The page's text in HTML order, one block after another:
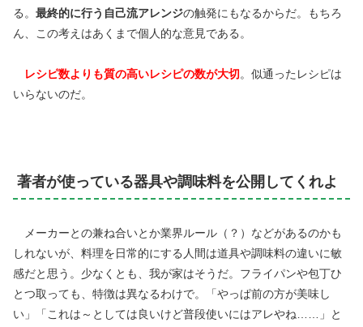
る。 最終的に行う自己流アレンジの触発にもなるからだ。もちろ
ん、この考えはあくまで個人的な意見である。
レシピ数よりも質の高いレシピの数が大切。似通ったレシピは
いらないのだ。
著者が使っている器具や調味料を公開してくれよ
メーカーとの兼ね合いとか業界ルール（？）などがあるのかも
しれないが、料理を日常的にする人間は道具や調味料の違いに敏
感だと思う。少なくとも、我が家はそうだ。フライパンや包丁ひ
とつ取っても、特徴は異なるわけで。「やっぱ前の方が美味し
い」「これは～としては良いけど普段使いにはアレやね……」と